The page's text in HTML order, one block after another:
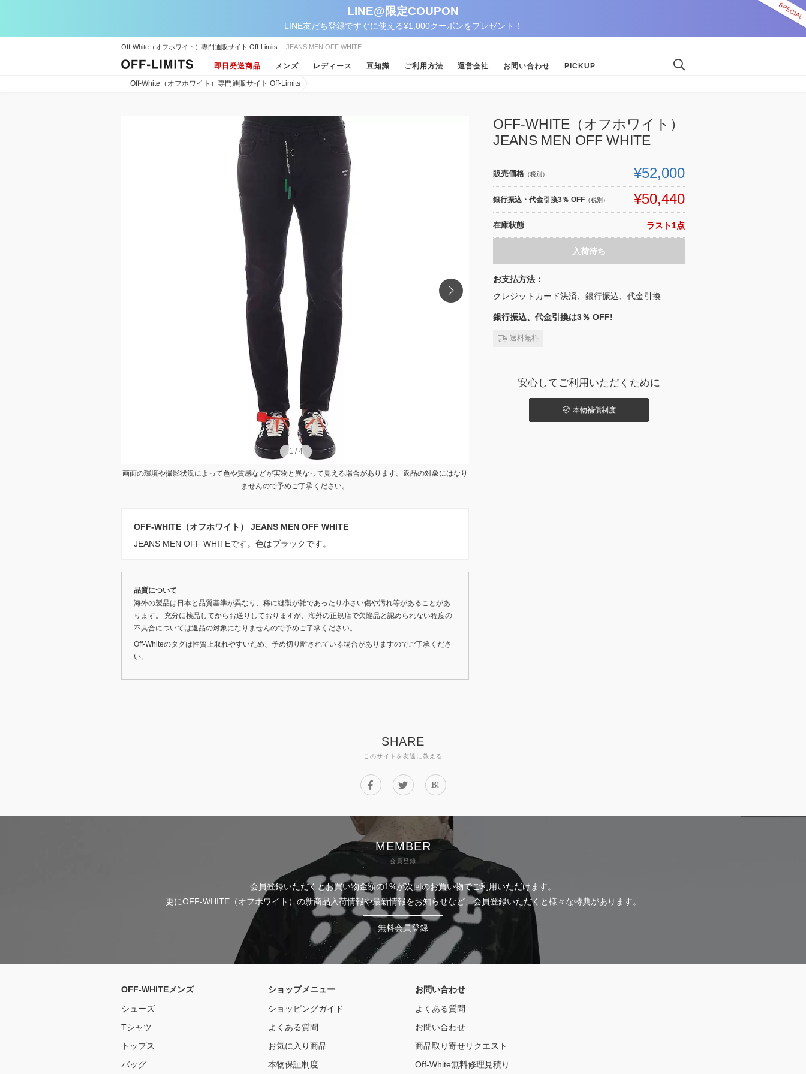
LINE@限定COUPON
LINE友だち登録ですぐに使える¥1,000クーポンをプレゼント！
Off-White（オフホワイト）専門通販サイト Off-Limits - JEANS MEN OFF WHITE
即日発送商品 メンズ レディース 豆知識 ご利用方法 運営会社 お問い合わせ PICKUP
Off-White（オフホワイト）専門通販サイト Off-Limits
1 /4
1 /4
画面の環境や撮影状況によって色や質感などが実物と異なって見える場合があります。返品の対象にはなり
ませんので予めご了承ください。
OFF-WHITE（オフホワイト） JEANS MEN OFF WHITE
JEANS MEN OFF WHITEです。色はブラックです。
品質について
海外の製品は日本と品質基準が異なり、稀に縫製が雑であったり小さい傷や汚れ等があることがあ
ります。 充分に検品してからお送りしておりますが、海外の正規店で欠陥品と認められない程度の
不具合については返品の対象になりませんので予めご了承ください。
Off-Whiteのタグは性質上取れやすいため、予め切り離されている場合がありますのでご了承くださ
い。
OFF-WHITE（オフホワイト）
JEANS MEN OFF WHITE
販売価格 （税別） ¥52,000
銀行振込・代金引換3％ OFF （税別） ¥50,440
在庫状態 ラスト1点
入荷待ち
お支払方法：
クレジットカード決済、銀行振込、代金引換
銀行振込、代金引換は3％ OFF!
送料無料
安心してご利用いただくために
本物補償制度
SHARE
このサイトを友達に教える
B!
MEMBER
会員登録
会員登録いただくとお買い物金額の1%が次回のお買い物でご利用いただけます。
更にOFF-WHITE（オフホワイト）の新商品入荷情報や最新情報をお知らせなど、会員登録いただくと様々な特典があります。
無料会員登録
OFF-WHITEメンズ
シューズ
Tシャツ
トップス
バッグ
ショップメニュー
ショッピングガイド
よくある質問
お気に入り商品
本物保証制度
お問い合わせ
よくある質問
お問い合わせ
商品取り寄せリクエスト
Off-White無料修理見積り